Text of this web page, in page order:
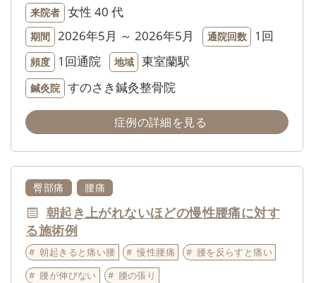
来院者 女性 40 代
期間 2026年5月 ～ 2026年5月 通院回数 1回
頻度 1回通院 地域 東室蘭駅
鍼灸院 すのさき鍼灸整骨院
症例の詳細を見る
臀部痛 腰痛
朝起き上がれないほどの慢性腰痛に対す
る施術例
朝起きると痛い腰 慢性腰痛
腰を反らすと痛い
腰が伸びない
腰の張り